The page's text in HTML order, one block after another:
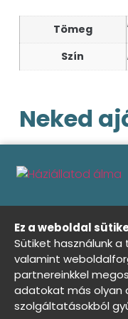
Tömeg
Szín
Neked
Általános
Háziállatod álma -
Ez a weboldal
Sütiket használunk
valamint
partnereinkkel
adatokat más olyan
szolgáltatásokból